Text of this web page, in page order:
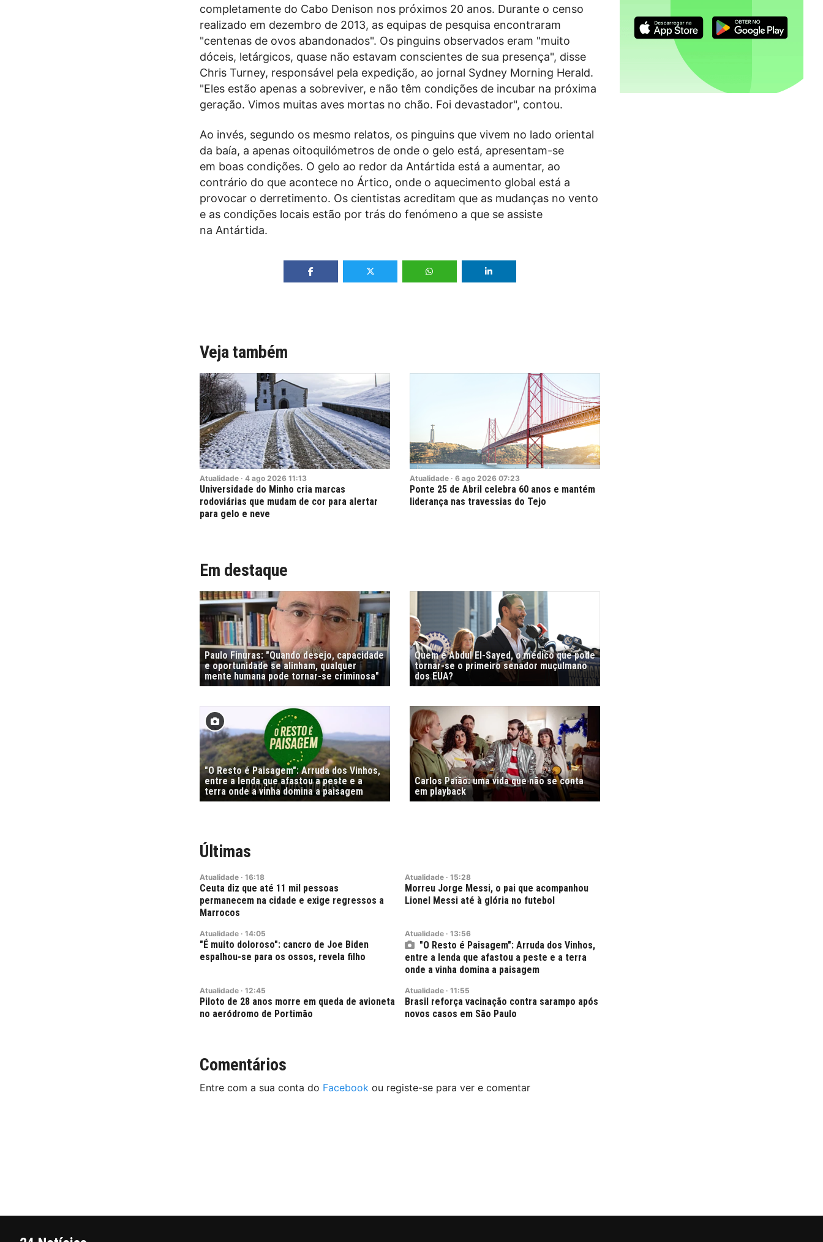
completamente do Cabo Denison nos próximos 20 anos. Durante o censo
realizado em dezembro de 2013, as equipas de pesquisa encontraram
"centenas de ovos abandonados". Os pinguins observados eram "muito
dóceis, letárgicos, quase não estavam conscientes de sua presença", disse
Chris Turney, responsável pela expedição, ao jornal Sydney Morning Herald.
"Eles estão apenas a sobreviver, e não têm condições de incubar na próxima
geração. Vimos muitas aves mortas no chão. Foi devastador", contou.
Ao invés, segundo os mesmo relatos, os pinguins que vivem no lado oriental
da baía, a apenas oitoquilómetros de onde o gelo está, apresentam-se
em boas condições. O gelo ao redor da Antártida está a aumentar, ao
contrário do que acontece no Ártico, onde o aquecimento global está a
provocar o derretimento. Os cientistas acreditam que as mudanças no vento
e as condições locais estão por trás do fenómeno a que se assiste
na Antártida.
Veja também
Atualidade · 4 ago 2026 11:13
Universidade do Minho cria marcas
rodoviárias que mudam de cor para alertar
para gelo e neve
Atualidade · 6 ago 2026 07:23
Ponte 25 de Abril celebra 60 anos e mantém
liderança nas travessias do Tejo
Em destaque
Paulo Finuras: "Quando desejo, capacidade
e oportunidade se alinham, qualquer
mente humana pode tornar-se criminosa"
Quem é Abdul El-Sayed, o médico que pode
tornar-se o primeiro senador muçulmano
dos EUA?
"O Resto é Paisagem": Arruda dos Vinhos,
entre a lenda que afastou a peste e a
terra onde a vinha domina a paisagem
Carlos Paião: uma vida que não se conta
em playback
Últimas
Atualidade · 16:18
Ceuta diz que até 11 mil pessoas
permanecem na cidade e exige regressos a
Marrocos
Atualidade · 15:28
Morreu Jorge Messi, o pai que acompanhou
Lionel Messi até à glória no futebol
Atualidade · 14:05
"É muito doloroso": cancro de Joe Biden
espalhou-se para os ossos, revela filho
Atualidade · 13:56
"O Resto é Paisagem": Arruda dos Vinhos,
entre a lenda que afastou a peste e a terra
onde a vinha domina a paisagem
Atualidade · 12:45
Piloto de 28 anos morre em queda de avioneta
no aeródromo de Portimão
Atualidade · 11:55
Brasil reforça vacinação contra sarampo após
novos casos em São Paulo
Comentários
Entre com a sua conta do Facebook ou registe-se para ver e comentar